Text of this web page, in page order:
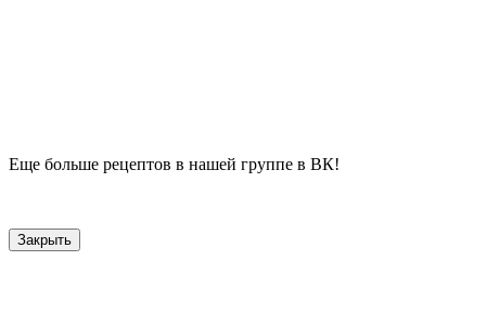
Еще больше рецептов в нашей группе в ВК!
Закрыть